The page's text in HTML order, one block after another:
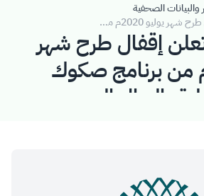
والبيانات الصحفية
المملكة المحلية بالريال السعودي
تعلن إقفال طرح شهر
2020م من برنامج صكوك
بالريال السعودي